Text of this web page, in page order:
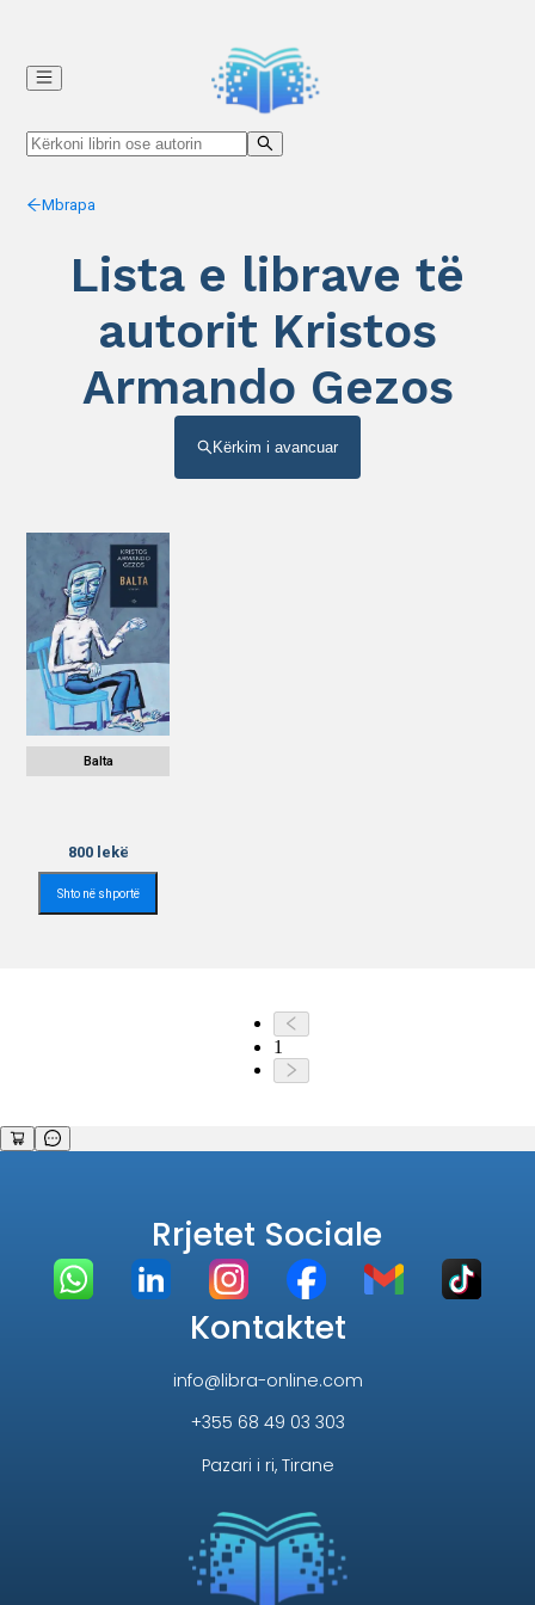
Mbrapa
Lista e librave të
autorit Kristos
Armando Gezos
Kërkim i avancuar
Balta
800lekë
Shto në shportë
1
Rrjetet Sociale
Kontaktet
info@libra-online.com
+355 68 49 03 303
Pazari i ri, Tirane